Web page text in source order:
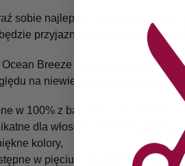
sobie najlepszy grzebień świata!
przyjazny dla środowiska?
Ocean Breeze ma niewielki wymiar i
na niewielki rozmiar można
w 100% z bambusa – najbardziej
dla włosów i dla skóry głowy,
kolory,
w pięciu wariantach do